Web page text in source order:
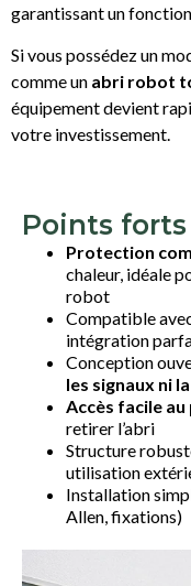
garantissant un
Si vous possédez un
comme un abri robot
équipement devient
votre investissement.
Points forts
Protection
chaleur, idéale
robot
Compatible
intégration
Conception
les signaux ni
Accès facile
retirer l’abri
Structure
utilisation
Installation
Allen, fixations)